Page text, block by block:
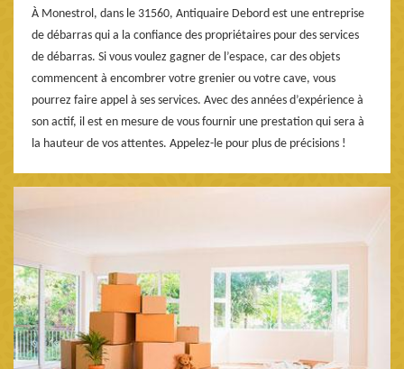
À Monestrol, dans le 31560, Antiquaire Debord est une entreprise
de débarras qui a la confiance des propriétaires pour des services
de débarras. Si vous voulez gagner de l’espace, car des objets
commencent à encombrer votre grenier ou votre cave, vous
pourrez faire appel à ses services. Avec des années d’expérience à
son actif, il est en mesure de vous fournir une prestation qui sera à
la hauteur de vos attentes. Appelez-le pour plus de précisions !